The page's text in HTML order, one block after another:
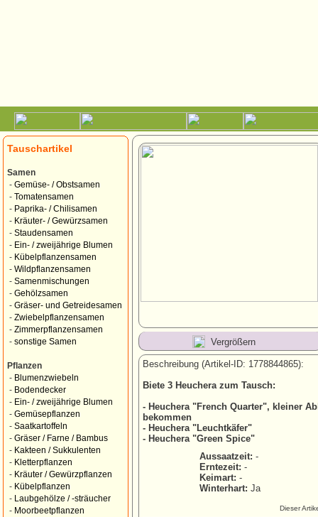
Tauschartikel
Samen
- Gemüse- / Obstsamen
- Tomatensamen
- Paprika- / Chilisamen
- Kräuter- / Gewürzsamen
- Staudensamen
- Ein- / zweijährige Blumen
- Kübelpflanzensamen
- Wildpflanzensamen
- Samenmischungen
- Gehölzsamen
- Gräser- und Getreidesamen
- Zwiebelpflanzensamen
- Zimmerpflanzensamen
- sonstige Samen
Pflanzen
- Blumenzwiebeln
- Bodendecker
- Ein- / zweijährige Blumen
- Gemüsepflanzen
- Saatkartoffeln
- Gräser / Farne / Bambus
- Kakteen / Sukkulenten
- Kletterpflanzen
- Kräuter / Gewürzpflanzen
- Kübelpflanzen
-
Laubgehölze / -sträucher
- Moorbeetpflanzen
Vergrößern
Beschreibung (Artikel-ID: 1778844865):
Biete 3 Heuchera zum Tausch:
- Heuchera "French Quarter", kleiner
bekommen
- Heuchera "Leuchtkäfer"
- Heuchera "Green Spice"
Aussaatzeit: -
Erntezeit: -
Keimart: -
Winterhart: Ja
Dieser